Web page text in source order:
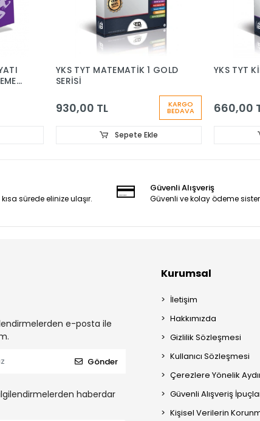
YKS TYT MATEMATİK 1 GOLD
SERİSİ
930,00 TL KARGO
BEDAVA
Sepete Ekle
YKS TYT
660,00
sürede elinize ulaşır.
Güvenli Alışveriş
Güvenli ve kolay ödeme
e-posta ile
Gönder
haberdar
Kurumsal
İletişim
Hakkımızda
Gizlilik Sözleşmesi
Kullanıcı Sözleşmesi
Çerezlere Yönelik
Güvenli Alışveriş
Kişisel Verilerin